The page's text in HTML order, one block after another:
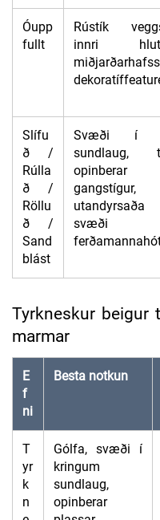
Óupp
fullt
Rústík
innri
Slífu
ð /
Rúlla
ð /
Röllu
ð /
Sand
blást
Svæði í
sundlaug,
opinberar
gangstígur,
Tyrkneskur beigur
marmar
E
f
ni
Besta notkun
T
yr
k
n
Gólfa, svæði í
kringum
sundlaug,
opinberar